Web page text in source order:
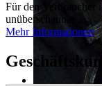
Für den Verbraucher
unüberschaubar...
Mehr Informationen